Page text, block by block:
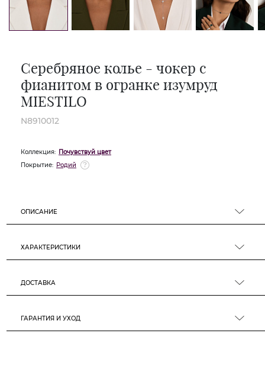
Серебряное колье - чокер с
фианитом в огранке изумруд
MIESTILO
N8910012
Коллекция: Почувствуй цвет
Покрытие: Родий
ОПИСАНИЕ
ХАРАКТЕРИСТИКИ
ДОСТАВКА
ГАРАНТИЯ И УХОД